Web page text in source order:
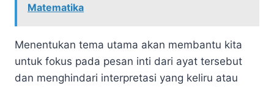
Matematika
Menentukan tema utama akan membantu kita
untuk fokus pada pesan inti dari ayat tersebut
dan menghindari interpretasi yang keliru atau